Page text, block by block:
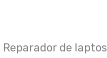
Reparador de